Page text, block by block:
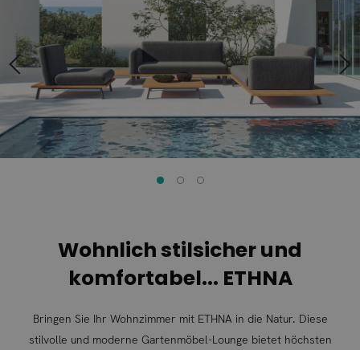
Bildgalerie
springen
Bildgalerie
springen
Wohnlich stilsicher und
komfortabel... ETHNA
Bringen Sie Ihr Wohnzimmer mit ETHNA in die Natur. Diese
stilvolle und moderne Gartenmöbel-Lounge bietet höchsten